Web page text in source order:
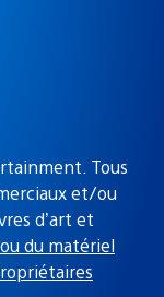
Tous
et/ou
d’art et
du matériel